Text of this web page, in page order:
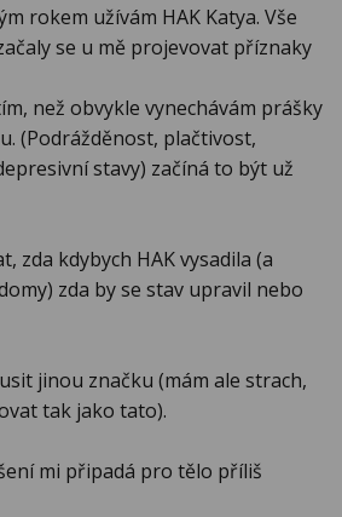
rokem užívám HAK Katya. Vše
se u mě projevovat příznaky
než obvykle vynechávám prášky
(Podrážděnost, plačtivost,
stavy) začíná to být už
zda kdybych HAK vysadila (a
zda by se stav upravil nebo
jinou značku (mám ale strach,
tak jako tato).
mi připadá pro tělo příliš